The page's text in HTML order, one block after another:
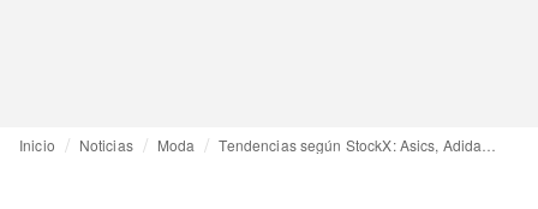
Inicio Noticias Moda